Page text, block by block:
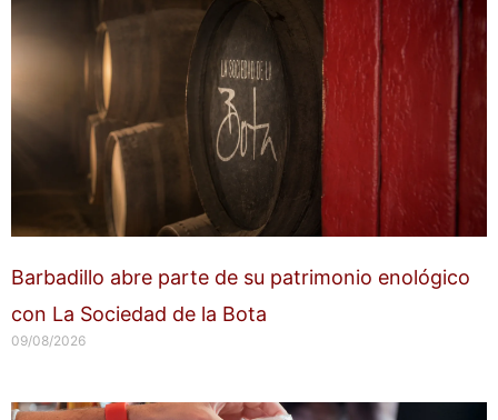
Barbadillo abre parte de su patrimonio enológico
con La Sociedad de la Bota
09/08/2026